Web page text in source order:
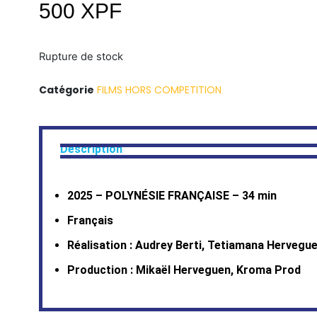
500 XPF
Rupture de stock
Catégorie FILMS HORS COMPETITION
Description
2025 – POLYNÉSIE FRANÇAISE – 34 min
Français
Réalisation : Audrey Berti, Tetiamana
Production : Mikaël Herveguen, Kroma Prod